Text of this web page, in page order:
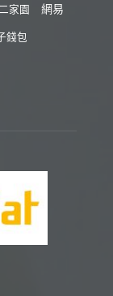
家園 網易
錢包